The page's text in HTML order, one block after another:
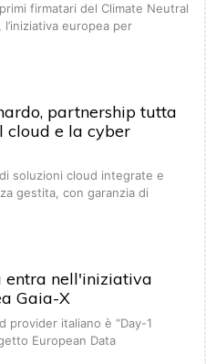
firmatari del Climate Neutral
l’iniziativa europea per
partnership tutta
cloud e la cyber
soluzioni cloud integrate e
gestita, con garanzia di
entra nell'iniziativa
Gaia-X
provider italiano è “Day-1
European Data